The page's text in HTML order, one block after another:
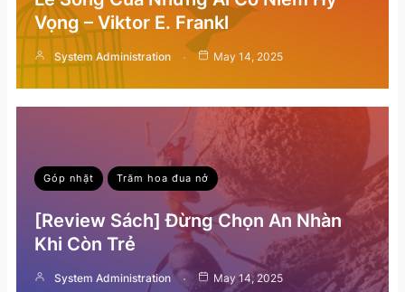
Vọng – Viktor E. Frankl
System Administration May 14, 2025
Góp nhặt Trăm hoa đua nở
[Review Sách] Đừng Chọn An Nhàn
Khi Còn Trẻ
System Administration May 14, 2025